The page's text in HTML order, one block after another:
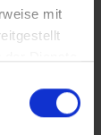
mit
( Größe 1